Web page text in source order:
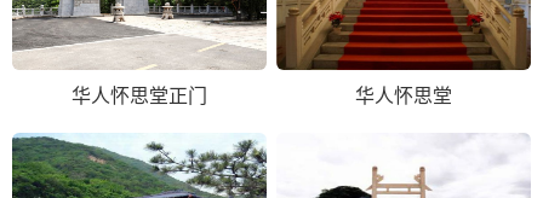
华人怀思堂正门 华人怀思堂